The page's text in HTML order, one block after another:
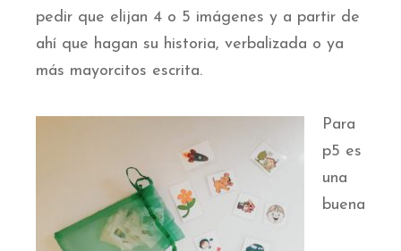
pedir que elijan 4 o 5 imágenes y a partir de
ahí que hagan su historia, verbalizada o ya
más mayorcitos escrita.
Para
p5 es
una
buena